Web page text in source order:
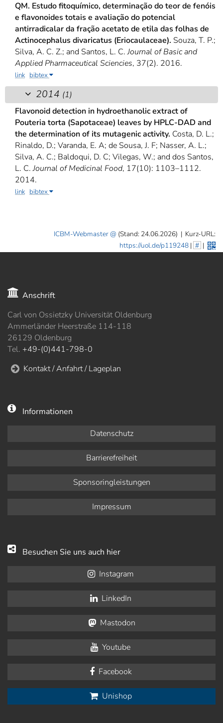
QM. Estudo fitoquímico, determinação do teor de fenóis
e flavonoides totais e avaliação do potencial
antirradicalar da fração acetato de etila das folhas de
Actinocephalus divaricatus (Eriocaulaceae). Souza, T. P.;
Silva, A. C. Z.; and Santos, L. C.Journal of Basic and
Applied Pharmaceutical Sciencies, 37(2). 2016.
link bibtex
2014 (1)
Flavonoid detection in hydroethanolic extract of
Pouteria torta (Sapotaceae) leaves by HPLC-DAD and
the determination of its mutagenic activity. Costa, D. L.;
Rinaldo, D.; Varanda, E. A; de Sousa, J. F; Nasser, A. L.;
Silva, A. C.; Baldoqui, D. C; Vilegas, W.; and dos Santos,
L. C.Journal of Medicinal Food, 17(10): 1103–1112.
2014.
link bibtex
ICBM-Webmaster (Stand: 24.06.2026) | Kurz-URL:
https://uol.de/p119248| # |
Anschrift
Carl von Ossietzky Universität Oldenburg
Ammerländer Heerstraße 114-118
26129 Oldenburg
Tel. +49-(0)441-798-0
Kontakt / Anfahrt / Lageplan
Informationen
Datenschutz
Barrierefreiheit
Sponsoringleistungen
Impressum
Besuchen Sie uns auch hier
Instagram
LinkedIn
Mastodon
Youtube
Facebook
Unishop